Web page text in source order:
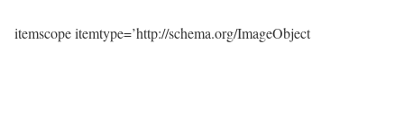
itemscope itemtype=’http://schema.org/ImageObject